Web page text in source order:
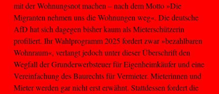
mit der Wohnungsnot machen – nach dem Motto »Die
Migranten nehmen uns die Wohnungen weg«. Die deutsche
AfD hat sich dagegen bisher kaum als Mieterschützerin
profiliert. Ihr Wahlprogramm 2025 fordert zwar »bezahlbaren
Wohnraum«, verlangt jedoch unter dieser Überschrift den
Wegfall der Grunderwerbsteuer für Eigenheimkäufer und eine
Vereinfachung des Baurechts für Vermieter. Mieterinnen und
Mieter werden gar nicht erst erwähnt. Stattdessen fordert die